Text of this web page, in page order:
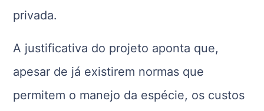
privada.
A justificativa do projeto aponta que,
apesar de já existirem normas que
permitem o manejo da espécie, os custos